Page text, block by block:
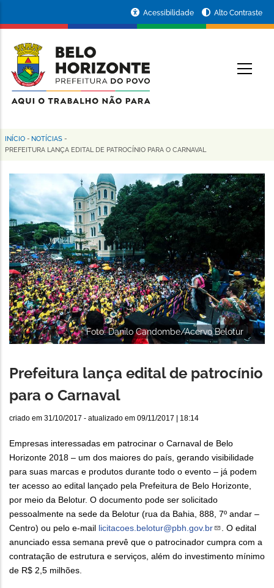
conteúdo
principal
da
Prefeitura
de
Horizonte
Acessibilidade Alto Contraste
Trilha
navegação
INÍCIO - NOTÍCIAS -
PREFEITURA LANÇA EDITAL DE PATROCÍNIO PARA O CARNAVAL
Foto: Danilo Candombe/Acervo Belotur
Prefeitura lança edital de patrocínio
para o Carnaval
criado em 31/10/2017 - atualizado em 09/11/2017 | 18:14
Empresas interessadas em patrocinar o Carnaval de Belo
Horizonte 2018 – um dos maiores do país, gerando visibilidade
para suas marcas e produtos durante todo o evento – já podem
ter acesso ao edital lançado pela Prefeitura de Belo Horizonte,
por meio da Belotur. O documento pode ser solicitado
pessoalmente na sede da Belotur (rua da Bahia, 888, 7º andar –
Centro) ou pelo e-mail licitacoes.belotur@pbh.gov.br
. O edital
anunciado essa semana prevê que o patrocinador cumpra com a
contratação de estrutura e serviços, além do investimento mínimo
de R$ 2,5 milhões.